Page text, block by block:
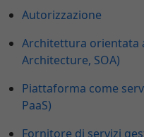
Autorizzazione
Architettura orientata
Architecture, SOA)
Piattaforma come
PaaS)
Fornitore di servizi